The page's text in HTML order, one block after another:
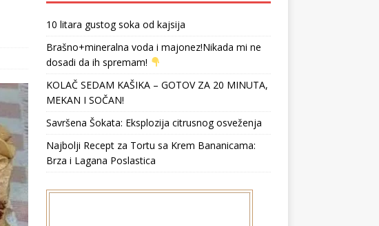
10 litara gustog soka od kajsija
Brašno+mineralna voda i majonez!Nikada mi ne
dosadi da ih spremam!
KOLAČ SEDAM KAŠIKA – GOTOV ZA 20 MINUTA,
MEKAN I SOČAN!
Savršena Šokata: Eksplozija citrusnog osveženja
Najbolji Recept za Tortu sa Krem Bananicama:
Brza i Lagana Poslastica